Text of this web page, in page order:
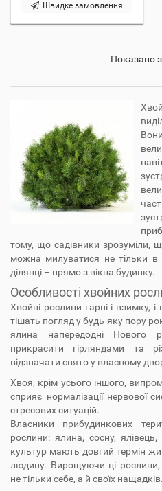
Швидке замовлення
Показано з
тому, що садівники зрозуміли,
можна милуватися не тільки
ділянці – прямо з вікна будинку.
Особливості хвойних
Хвойні рослини гарні і взимку, і
тішать погляд у будь-яку пору
ялина напередодні
прикрасити гірляндами та
відзначати свято у власному
Хвоя, крім усього іншого,
сприяє нормалізації нервової
стресових ситуацій.
Власники прибудинкових
рослини: ялина, сосну,
культур мають довгий термін
людину. Вирощуючи ці рослини,
не тільки себе, а й своїх нащадків.